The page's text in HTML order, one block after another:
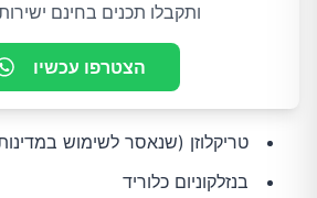
ותקבלו תכנים בחינם
הצטרפו עכשיו
טריקלוזן (שנאסר לשימוש
בנזלקוניום כלוריד